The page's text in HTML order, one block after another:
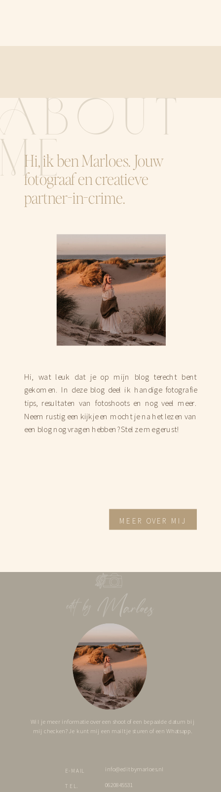
MEER OVER MIJ
Hi, wat leuk dat je op mijn blog terecht bent
gekomen. In deze blog deel ik handige fotografie
tips, resultaten van fotoshoots en nog veel meer.
Neem rustig een kijkje en mocht je na het lezen van
een blog nog vragen hebben? Stel ze me gerust!
Hi, ik ben Marloes. Jouw
fotograaf en creatieve
partner-in-crime.
0620845531
TEL.
info@editbymarloes.nl
E-MAIL
Wil je meer informatie over een shoot of een bepaalde datum bij
mij checken? Je kunt mij een mailtje sturen of een Whatsapp.